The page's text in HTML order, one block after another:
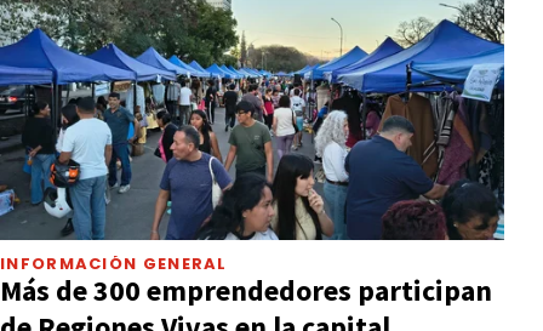
INFORMACIÓN GENERAL
Más de 300 emprendedores participan